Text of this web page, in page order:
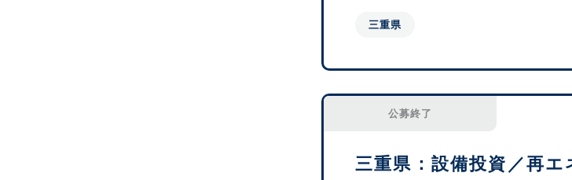
三重県
公募終了
三重県：設備投資／再